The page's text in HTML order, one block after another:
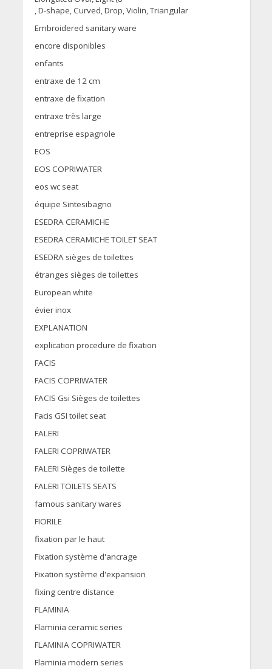
, D-shape, Curved, Drop, Violin, Triangular
Embroidered sanitary ware
encore disponibles
enfants
entraxe de 12 cm
entraxe de fixation
entraxe très large
entreprise espagnole
EOS
EOS COPRIWATER
eos wc seat
équipe Sintesibagno
ESEDRA CERAMICHE
ESEDRA CERAMICHE TOILET SEAT
ESEDRA sièges de toilettes
étranges sièges de toilettes
European white
évier inox
EXPLANATION
explication procedure de fixation
FACIS
FACIS COPRIWATER
FACIS Gsi Sièges de toilettes
Facis GSI toilet seat
FALERI
FALERI COPRIWATER
FALERI Sièges de toilette
FALERI TOILETS SEATS
famous sanitary wares
FIORILE
fixation par le haut
Fixation système d'ancrage
Fixation système d'expansion
fixing centre distance
FLAMINIA
Flaminia ceramic series
FLAMINIA COPRIWATER
Flaminia modern series